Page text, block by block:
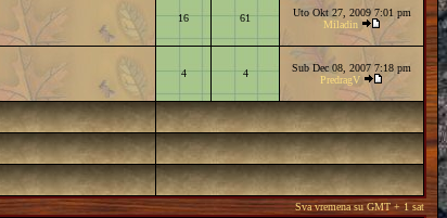
16 61
Uto Okt 27, 2009 7:01 pm
Miladin
4 4
Sub Dec 08, 2007 7:18 pm
PredragV
Sva vremena su GMT + 1 sat